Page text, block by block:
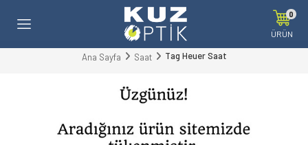
0
ÜRÜN
Ana Sayfa Saat Tag Heuer Saat